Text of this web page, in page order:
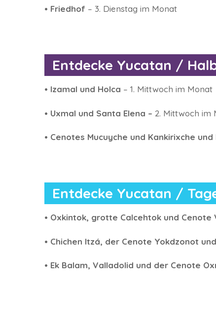
• Friedhof – 3. Dienstag im Monat
Entdecke Yucatan /
• Izamal und Holca – 1. Mittwoch im Monat
• Uxmal und Santa Elena – 2. Mittwoch im
• Cenotes Mucuyche und Kankirixche
Entdecke Yucatan /
• Oxkintok, grotte Calcehtok und Cenote
• Chichen Itzá, der Cenote Yokdzonot
• Ek Balam, Valladolid und der Cenote